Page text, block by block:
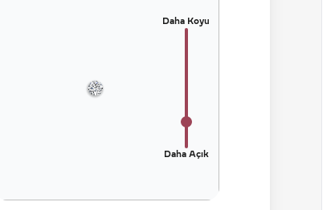
Daha Koyu
Daha Açık